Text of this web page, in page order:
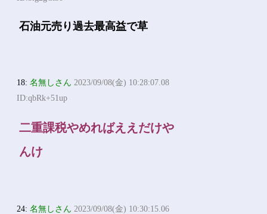
石油元売り過去最高益で草
18:名無しさん 2023/09/08(金) 10:28:07.08
ID:qbRk+51up
二重課税やめればええだけや
んけ
24:名無しさん 2023/09/08(金) 10:30:15.06